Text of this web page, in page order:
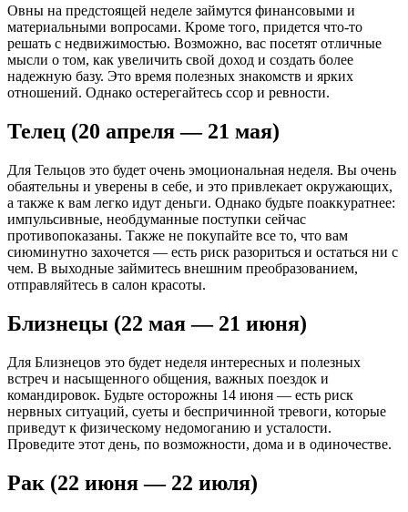
Овны на предстоящей неделе займутся финансовыми и
материальными вопросами. Кроме того, придется что-то
решать с недвижимостью. Возможно, вас посетят отличные
мысли о том, как увеличить свой доход и создать более
надежную базу. Это время полезных знакомств и ярких
отношений. Однако остерегайтесь ссор и ревности.
Телец (20 апреля — 21 мая)
Для Тельцов это будет очень эмоциональная неделя. Вы очень
обаятельны и уверены в себе, и это привлекает окружающих,
а также к вам легко идут деньги. Однако будьте поаккуратнее:
импульсивные, необдуманные поступки сейчас
противопоказаны. Также не покупайте все то, что вам
сиюминутно захочется — есть риск разориться и остаться ни с
чем. В выходные займитесь внешним преобразованием,
отправляйтесь в салон красоты.
Близнецы (22 мая — 21 июня)
Для Близнецов это будет неделя интересных и полезных
встреч и насыщенного общения, важных поездок и
командировок. Будьте осторожны 14 июня — есть риск
нервных ситуаций, суеты и беспричинной тревоги, которые
приведут к физическому недомоганию и усталости.
Проведите этот день, по возможности, дома и в одиночестве.
Рак (22 июня — 22 июля)